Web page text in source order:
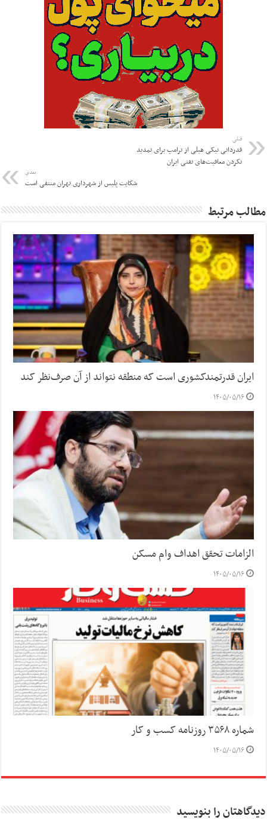
قبلی
قدردانی نیکی هیلی از ترامپ برای تمدید
نکردن معافیت‌های نفتی ایران
بعدی
شکایت پلیس از شهرداری تهران منتفی است
مطالب مرتبط
ایران قدرتمندکشوری است که منطقه نتواند از آن صرف‌نظر کند
۱۴۰۵/۰۵/۱۶
الزامات تحقق اهداف وام مسکن
۱۴۰۵/۰۵/۱۶
شماره ۳۵۶۸ روزنامه کسب و کار
۱۴۰۵/۰۵/۱۶
دیدگاهتان را بنویسید